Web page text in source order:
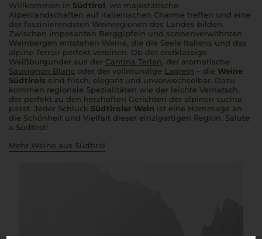
Willkommen in Südtirol, wo majestätische
Alpenlandschaften auf italienischen Charme treffen und eine
der faszinierendsten Weinregionen des Landes bilden.
Zwischen imposanten Berggipfeln und sonnenverwöhnten
Weinbergen entstehen Weine, die die Seele Italiens und das
alpine Terroir perfekt vereinen. Ob der erstklassige
Weißburgunder aus der Cantina Terlan, der aromatische
Sauvignon Blanc oder der vollmundige Lagrein – die Weine
Südtirols sind frisch, elegant und unverwechselbar. Dazu
kommen regionale Spezialitäten wie der leichte Vernatsch,
der perfekt zu den herzhaften Gerichten der alpinen cucina
passt. Jeder Schluck Südtiroler Wein ist eine Hommage an
die Schönheit und Vielfalt dieser einzigartigen Region. Salute
a Südtirol!
Mehr Weine aus Südtirol